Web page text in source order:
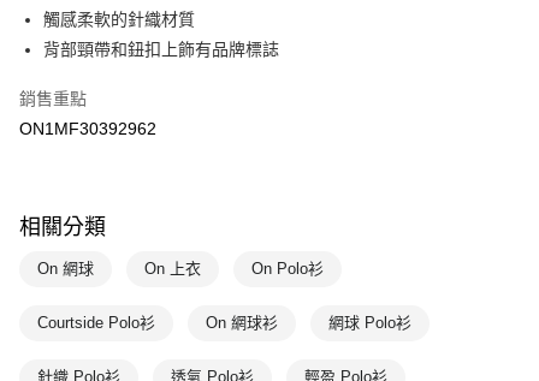
每筆NT$100，滿NT$1,500(含以上)免運費
宅配-本島
每筆NT$100，滿NT$1,500(含以上)免運費
觸感柔軟的針織材質
背部頸帶和鈕扣上飾有品牌標誌
銷售重點
ON1MF30392962
相關分類
On 網球 On 上衣 On Polo衫
Courtside Polo衫 On 網球衫 網球 Polo衫
針織 Polo衫 透氣 Polo衫 輕盈 Polo衫